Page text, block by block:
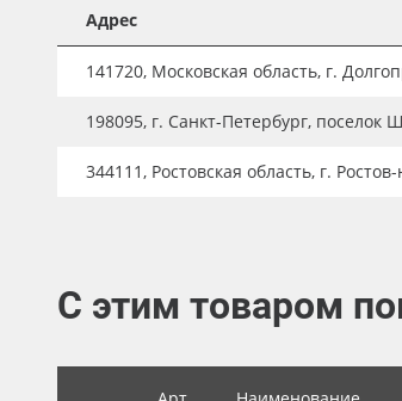
ПЭТ бэклит
Вспененный ПВХ
Баннер
Заготовки для сувениров
Адрес
141720, Московская область, г.
198095, г. Санкт-Петербург,
344111, Ростовская область, г.
С этим товаром